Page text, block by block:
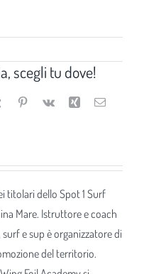
scegli tu dove!
TumblrPinterest
Vk Xing Email
titolari dello Spot 1 Surf
Mare. Istruttore e coach
e sup è organizzatore di
del territorio.